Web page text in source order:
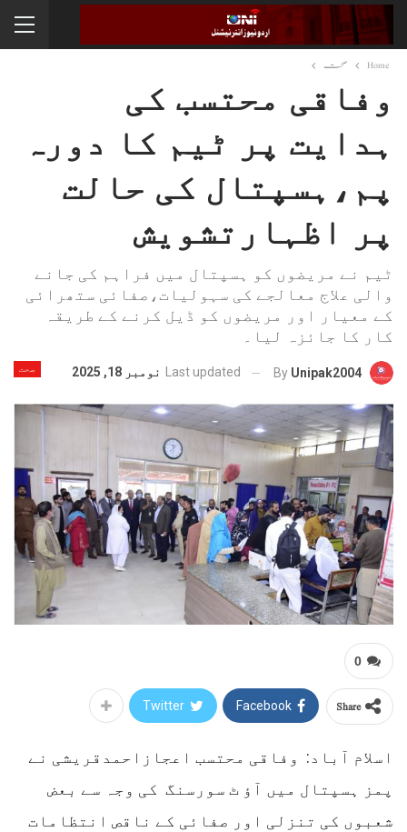
Home صحت
وفاقی محتسب کی
ہدایت پر ٹیم کا دورہ
پم،ہسپتال کی حالت
پر اظہارتشویش
ٹیم نے مریضوں کو ہسپتال میں فراہم کی جانے
والی علاج معالجے کی سہولیات،صفائی ستھرائی
کے معیار اور مریضوں کو ڈیل کرنے کے طریقہ
کار کا جائزہ لیا۔
صحت By Unipak2004
Last updated نومبر 18, 2025
0
Share
Facebook
Twitter
اسلام آباد: وفاقی محتسب اعجازاحمدقریشی نے
پمز ہسپتال میں آؤ ٹ سورسنگ کی وجہ سے بعض
شعبوں کی تنزلی اور صفائی کے ناقص انتظامات